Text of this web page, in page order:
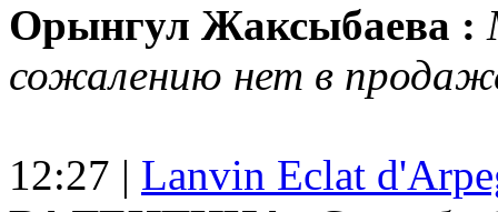
Орынгул Жаксыбаева :
сожалению нет в
12:27 | Lanvin Eclat